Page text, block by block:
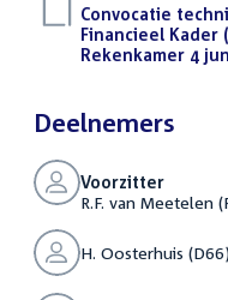
Download
bestand:
Convocatie
Financieel Kader
Rekenkamer 4
Deelnemers
Voorzitter
R.F. van Meetelen
H. Oosterhuis (D66)